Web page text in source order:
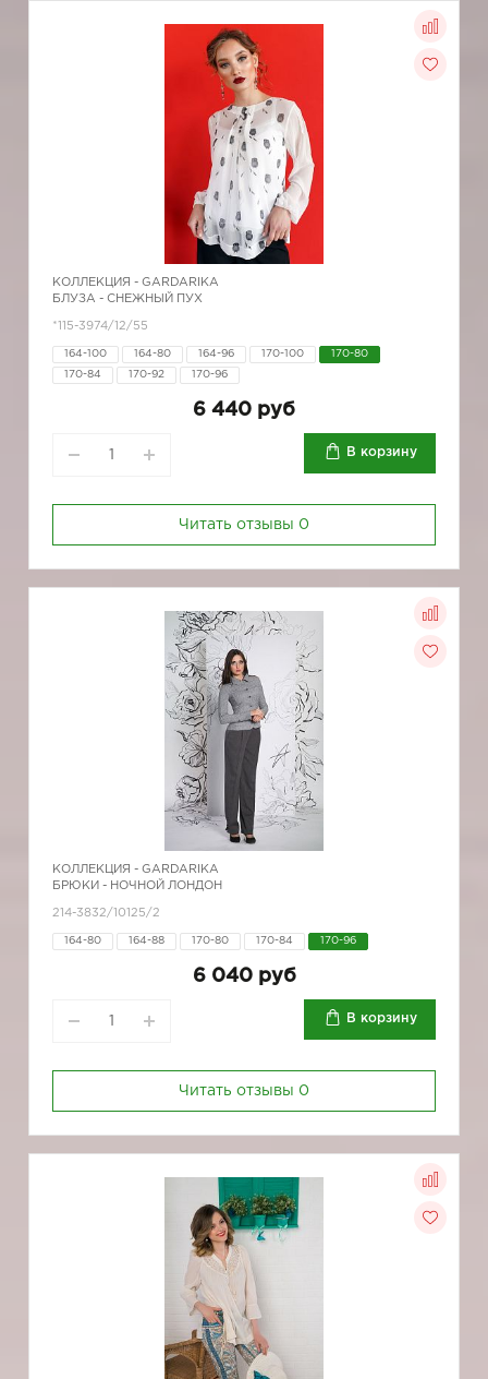
КОЛЛЕКЦИЯ - GARDARIKA
БЛУЗА - СНЕЖНЫЙ ПУХ
*115-3974/12/55
164-100 164-80 164-96 170-100 170-80
170-84 170-92 170-96
6 440 руб
В корзину
Читать отзывы 0
КОЛЛЕКЦИЯ - GARDARIKA
БРЮКИ - НОЧНОЙ ЛОНДОН
214-3832/10125/2
164-80 164-88 170-80 170-84 170-96
6 040 руб
В корзину
Читать отзывы 0